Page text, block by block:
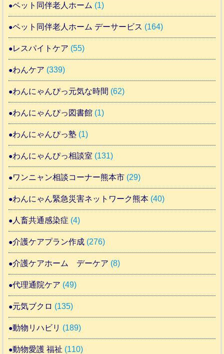
ペット同伴老人ホーム (1)
ペット同伴老人ホーム デーサービス (164)
レスパイトケア (55)
わんケア (339)
わんにゃんぴっ元気な時間 (62)
わんにゃんぴっ図書館 (1)
わんにゃんぴっ塾 (1)
わんにゃんぴっ相談室 (131)
ワンニャン相談コーナー熊本市 (29)
わんにゃん緊急災害ネットワーク熊本 (40)
人畜共通感染症 (4)
介護ケアプラン作成 (276)
介護ケアホーム デーケア (8)
代理通院ケア (49)
元気ブクロ (135)
動物リハビリ (189)
動物愛護 福祉 (110)